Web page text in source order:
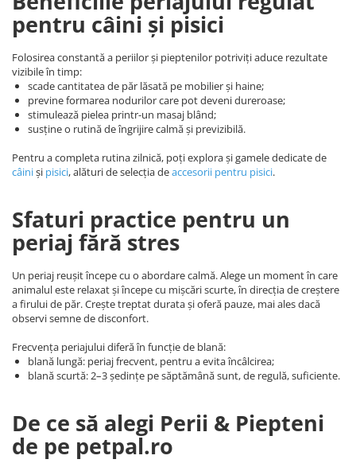
pentru câini și pisici
Folosirea constantă a periilor și pieptenilor potriviți aduce rezultate
vizibile în timp:
scade cantitatea de păr lăsată pe mobilier și haine;
previne formarea nodurilor care pot deveni dureroase;
stimulează pielea printr-un masaj blând;
susține o rutină de îngrijire calmă și previzibilă.
Pentru a completa rutina zilnică, poți explora și gamele dedicate de
câiniși pisici, alături de selecția deaccesorii pentru pisici.
Sfaturi practice pentru un
periaj fără stres
Un periaj reușit începe cu o abordare calmă. Alege un moment în care
animalul este relaxat și începe cu mișcări scurte, în direcția de creștere
a firului de păr. Crește treptat durata și oferă pauze, mai ales dacă
observi semne de disconfort.
Frecvența periajului diferă în funcție de blană:
blană lungă: periaj frecvent, pentru a evita încâlcirea;
blană scurtă: 2–3 ședințe pe săptămână sunt, de regulă, suficiente.
De ce să alegi Perii & Piepteni
de pe petpal.ro